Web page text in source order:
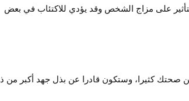
على مزاج الشخص وقد يؤدي للاكتئاب في بعض
صحتك كثيرا، وستكون قادرا عن بذل جهد أكبر من